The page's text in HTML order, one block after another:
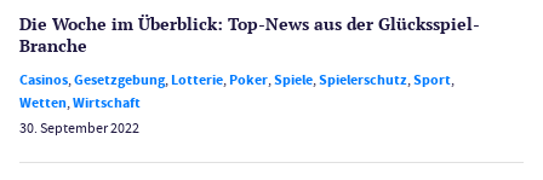
Die Woche im Überblick: Top-News aus der Glücksspiel-
Branche
Casinos,Gesetzgebung,Lotterie,Poker,Spiele,Spielerschutz,Sport,
Wetten,Wirtschaft
30. September 2022